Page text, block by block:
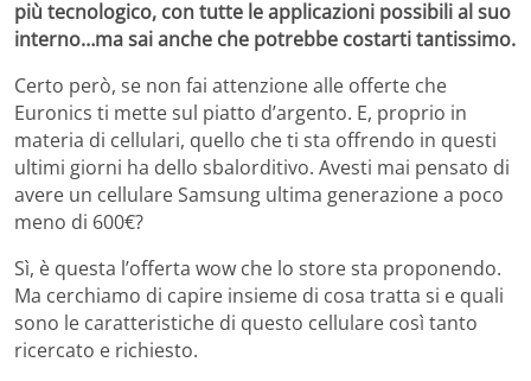
più tecnologico, con tutte le applicazioni possibili al suo
interno…ma sai anche che potrebbe costarti tantissimo.
Certo però, se non fai attenzione alle offerte che
Euronics ti mette sul piatto d’argento. E, proprio in
materia di cellulari, quello che ti sta offrendo in questi
ultimi giorni ha dello sbalorditivo. Avesti mai pensato di
avere un cellulare Samsung ultima generazione a poco
meno di 600€?
Sì, è questa l’offerta wow che lo store sta proponendo.
Ma cerchiamo di capire insieme di cosa tratta si e quali
sono le caratteristiche di questo cellulare così tanto
ricercato e richiesto.